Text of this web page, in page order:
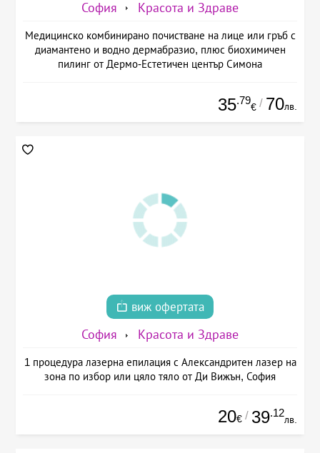
София Красота и Здраве
Медицинско комбинирано почистване на лице или гръб с
диамантено и водно дермабразио, плюс биохимичен
пилинг от Дермо-Естетичен център Симона
35.79
€ / 70лв.
виж офертата
София Красота и Здраве
1 процедура лазерна епилация с Александритен лазер на
зона по избор или цяло тяло от Ди Вижън, София
20€ / 39.12
лв.